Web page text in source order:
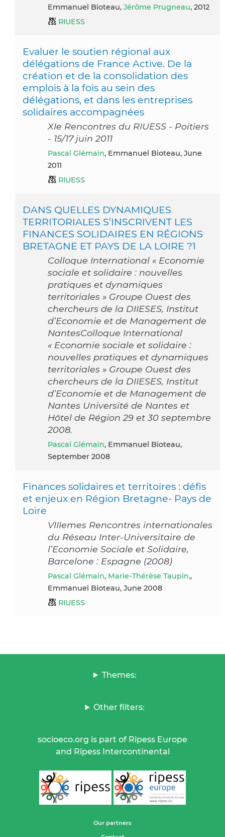
Emmanuel Bioteau, Jérôme Prugneau, 2012
RIUESS
Evaluer le soutien régional aux
délégations de France Active. De la
création et de la consolidation des
emplois à la fois au sein des
délégations, et dans les entreprises
solidaires accompagnées
XIe Rencontres du RIUESS - Poitiers
- 15/17 juin 2011
Pascal Glémain, Emmanuel Bioteau, June
2011
RIUESS
DANS QUELLES DYNAMIQUES
TERRITORIALES S’INSCRIVENT LES
FINANCES SOLIDAIRES EN RÉGIONS
BRETAGNE ET PAYS DE LA LOIRE ?1
Colloque International « Economie
sociale et solidaire : nouvelles
pratiques et dynamiques
territoriales » Groupe Ouest des
chercheurs de la DIIESES, Institut
d’Economie et de Management de
NantesColloque International
« Economie sociale et solidaire :
nouvelles pratiques et dynamiques
territoriales » Groupe Ouest des
chercheurs de la DIIESES, Institut
d’Economie et de Management de
Nantes Université de Nantes et
Hôtel de Région 29 et 30 septembre
2008.
Pascal Glémain, Emmanuel Bioteau,
September 2008
Finances solidaires et territoires : défis
et enjeux en Région Bretagne- Pays de
Loire
VIIIemes Rencontres internationales
du Réseau Inter-Universitaire de
l’Economie Sociale et Solidaire,
Barcelone : Espagne (2008)
Pascal Glémain, Marie-Thérèse Taupin,,
Emmanuel Bioteau, June 2008
RIUESS
Themes:
Other filters:
socioeco.org is part of Ripess Europe
and Ripess Intercontinental
Our partners